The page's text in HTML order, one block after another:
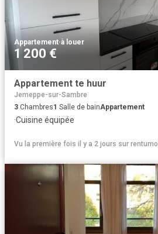
Appartement·à louer
1 200 €
Appartement te huur
Jemeppe-sur-Sambre
3 Chambres1 Salle de bainAppartement
·Cuisine équipée
Vu la première fois il y a 2 jours sur rentumo